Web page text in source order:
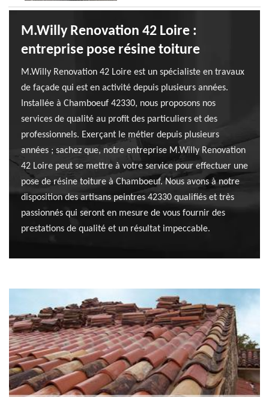
M.Willy Renovation 42 Loire :
entreprise pose résine toiture
M.Willy Renovation 42 Loire est un spécialiste en travaux
de façade qui est en activité depuis plusieurs années.
Installée à Chamboeuf 42330, nous proposons nos
services de qualité au profit des particuliers et des
professionnels. Exerçant le métier depuis plusieurs
années ; sachez que, notre entreprise M.Willy Renovation
42 Loire peut se mettre à votre service pour effectuer une
pose de résine toiture à Chamboeuf. Nous avons à notre
disposition des artisans peintres 42330 qualifiés et très
passionnés qui seront en mesure de vous fournir des
prestations de qualité et un résultat impeccable.